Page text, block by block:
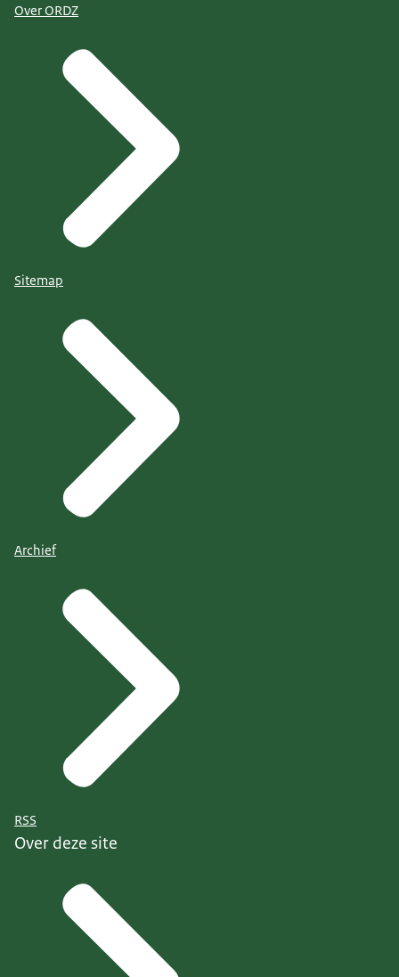
Over ORDZ
Sitemap
Archief
RSS
Over deze site